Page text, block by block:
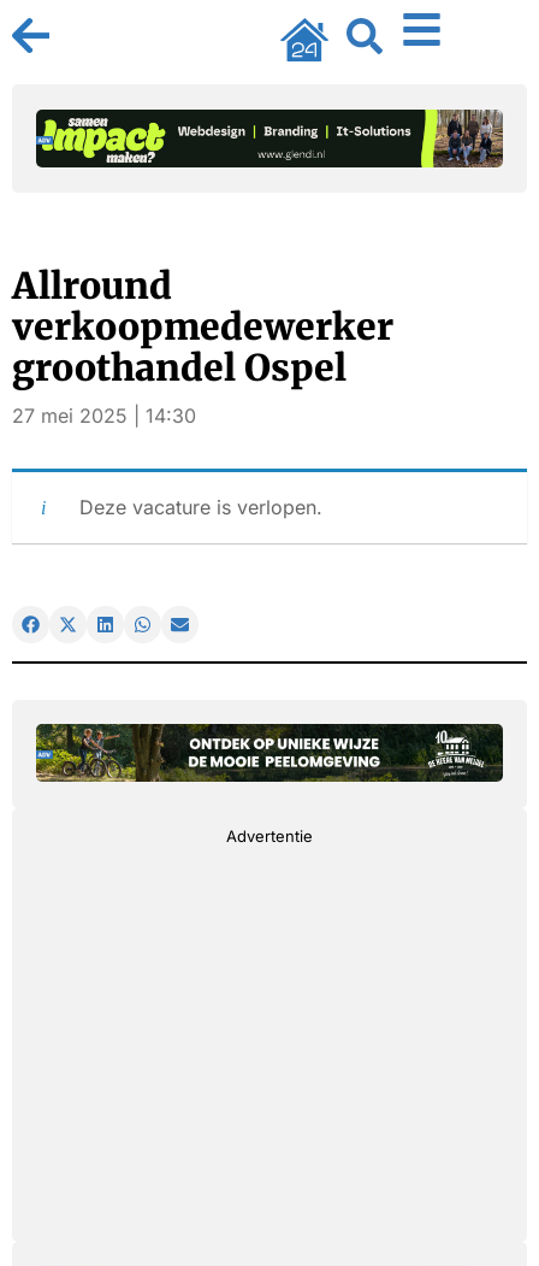
Allround
verkoopmedewerker
groothandel Ospel
27 mei 2025 | 14:30
Deze vacature is verlopen.
Advertentie